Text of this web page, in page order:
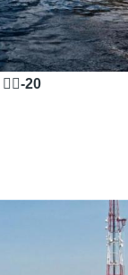
🧍‍♂️-20